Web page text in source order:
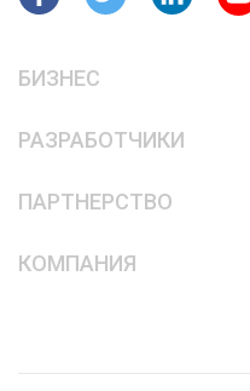
БИЗНЕС
РАЗРАБОТЧИКИ
ПАРТНЕРСТВО
КОМПАНИЯ